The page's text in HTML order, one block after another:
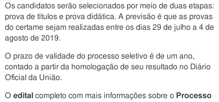
Os candidatos serão selecionados por meio de duas etapas:
prova de títulos e prova didática. A previsão é que as provas
do certame sejam realizadas entre os dias 29 de julho a 4 de
agosto de 2019.
O prazo de validade do processo seletivo é de um ano,
contado a partir da homologação de seu resultado no Diário
Oficial da União.
O edital completo com mais informações sobre o Processo